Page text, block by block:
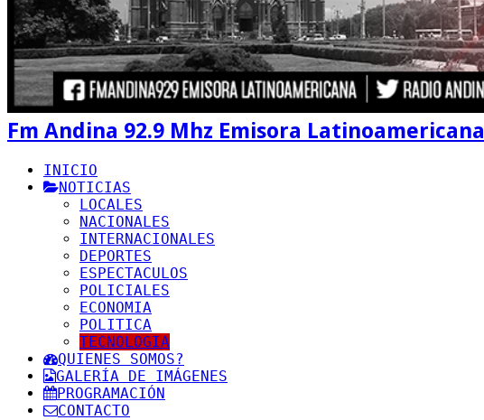
Fm Andina 92.9 Mhz Emisora Latinoamericana
INICIO
NOTICIAS
LOCALES
NACIONALES
INTERNACIONALES
DEPORTES
ESPECTACULOS
POLICIALES
ECONOMIA
POLITICA
TECNOLOGIA
QUIENES SOMOS?
GALERÍA DE IMÁGENES
PROGRAMACIÓN
CONTACTO